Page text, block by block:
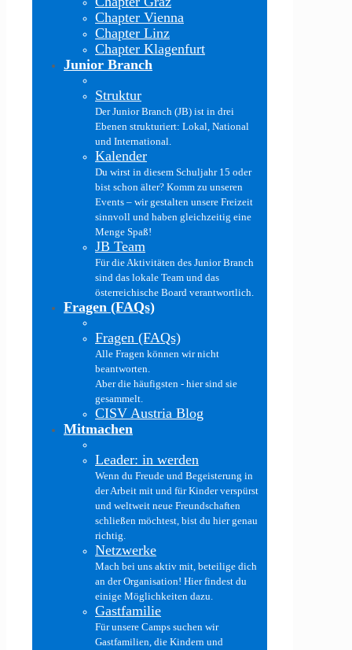
Chapter Vienna
Chapter Linz
Chapter Klagenfurt
Junior Branch
Struktur
Der Junior Branch (JB) ist in drei
Ebenen strukturiert: Lokal, National
und International.
Kalender
Du wirst in diesem Schuljahr 15 oder
bist schon älter? Komm zu unseren
Events – wir gestalten unsere Freizeit
sinnvoll und haben gleichzeitig eine
Menge Spaß!
JB Team
Für die Aktivitäten des Junior Branch
sind das lokale Team und das
österreichische Board verantwortlich.
Fragen (FAQs)
Fragen (FAQs)
Alle Fragen können wir nicht
beantworten.
Aber die häufigsten - hier sind sie
gesammelt.
CISV Austria Blog
Mitmachen
Leader: in werden
Wenn du Freude und Begeisterung in
der Arbeit mit und für Kinder verspürst
und weltweit neue Freundschaften
schließen möchtest, bist du hier genau
richtig.
Netzwerke
Mach bei uns aktiv mit, beteilige dich
an der Organisation! Hier findest du
einige Möglichkeiten dazu.
Gastfamilie
Für unsere Camps suchen wir
Gastfamilien, die Kindern und